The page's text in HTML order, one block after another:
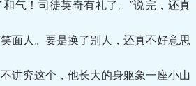
气！司徒英奇有礼了。”说完，还真
人。要是换了别人，还真不好意思
究这个，他长大的身躯象一座小山